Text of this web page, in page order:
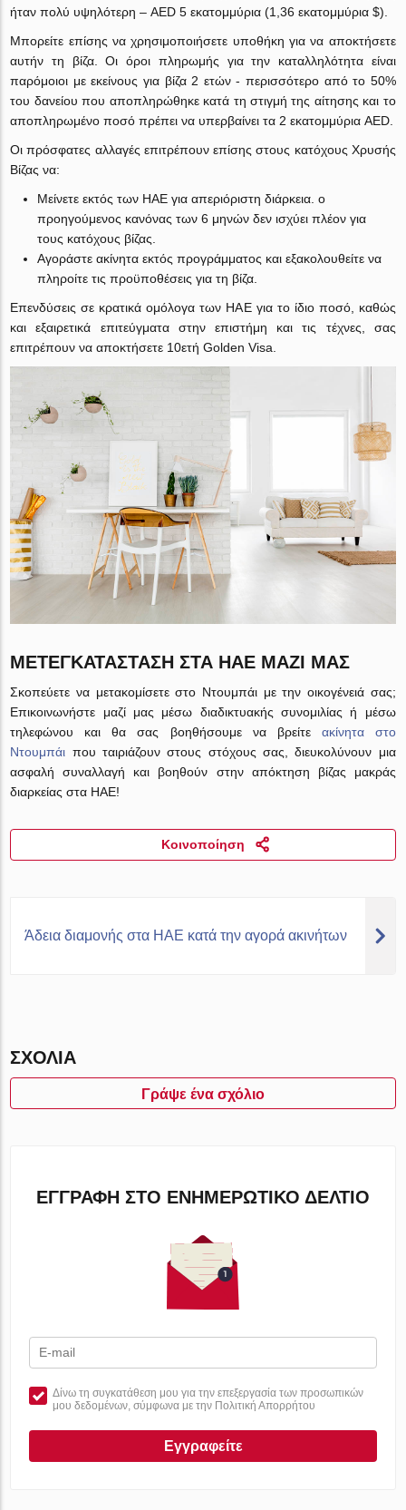
ήταν πολύ υψηλότερη – AED 5 εκατομμύρια (1,36 εκατομμύρια $).
Μπορείτε επίσης να χρησιμοποιήσετε υποθήκη για να αποκτήσετε
αυτήν τη βίζα. Οι όροι πληρωμής για την καταλληλότητα είναι
παρόμοιοι με εκείνους για βίζα 2 ετών - περισσότερο από το 50%
του δανείου που αποπληρώθηκε κατά τη στιγμή της αίτησης και το
αποπληρωμένο ποσό πρέπει να υπερβαίνει τα 2 εκατομμύρια AED.
Οι πρόσφατες αλλαγές επιτρέπουν επίσης στους κατόχους Χρυσής
Βίζας να:
Μείνετε εκτός των ΗΑΕ για απεριόριστη διάρκεια. ο
προηγούμενος κανόνας των 6 μηνών δεν ισχύει πλέον για
τους κατόχους βίζας.
Αγοράστε ακίνητα εκτός προγράμματος και εξακολουθείτε να
πληροίτε τις προϋποθέσεις για τη βίζα.
Επενδύσεις σε κρατικά ομόλογα των ΗΑΕ για το ίδιο ποσό, καθώς
και εξαιρετικά επιτεύγματα στην επιστήμη και τις τέχνες, σας
επιτρέπουν να αποκτήσετε 10ετή Golden Visa.
ΜΕΤΕΓΚΑΤΆΣΤΑΣΗ ΣΤΑ ΗΑΕ ΜΑΖΊ ΜΑΣ
Σκοπεύετε να μετακομίσετε στο Ντουμπάι με την οικογένειά σας;
Επικοινωνήστε μαζί μας μέσω διαδικτυακής συνομιλίας ή μέσω
τηλεφώνου και θα σας βοηθήσουμε να βρείτε ακίνητα στο
Ντουμπάι που ταιριάζουν στους στόχους σας, διευκολύνουν μια
ασφαλή συναλλαγή και βοηθούν στην απόκτηση βίζας μακράς
διαρκείας στα ΗΑΕ!
Κοινοποίηση
Άδεια διαμονής στα ΗΑΕ κατά την αγορά ακινήτων
ΣΧΌΛΙΑ
Γράψε ένα σχόλιο
ΕΓΓΡΑΦΉ ΣΤΟ ΕΝΗΜΕΡΩΤΙΚΌ ΔΕΛΤΊΟ
Δίνω τη συγκατάθεση μου για την επεξεργασία των προσωπικών
μου δεδομένων, σύμφωνα με την Πολιτική Απορρήτου
Εγγραφείτε